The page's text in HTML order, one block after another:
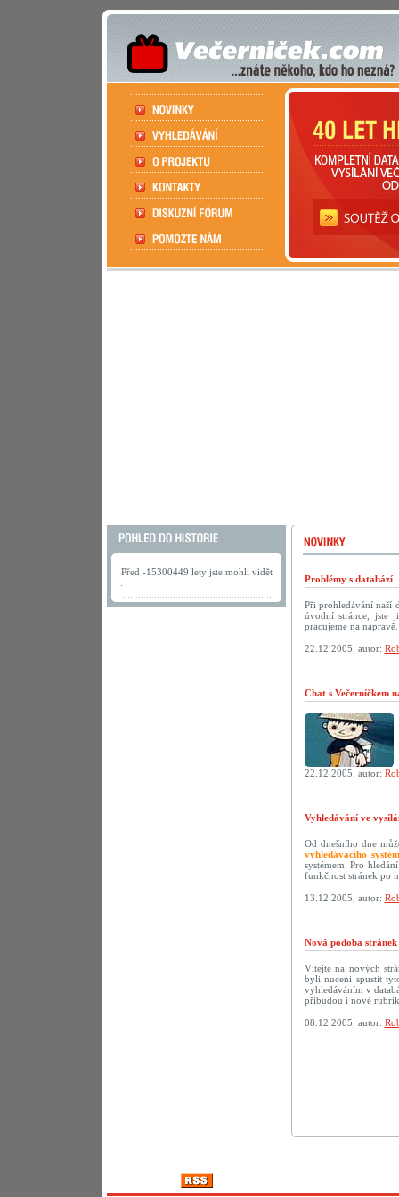
Před -15300449 lety jste mohli vidět
Problémy s databází
Při prohledávání naší
úvodní stránce, jste
pracujeme na
22.12.2005, autor:
Chat s Večerníčkem
22.12.2005, autor:
Vyhledávání ve
Od dnešního dne
vyhledávácího
systémem. Pro
funkčnost stránek po
13.12.2005, autor:
Nová podoba
Vítejte na nových
byli nuceni spustit
vyhledáváním v
přibudou i nové
08.12.2005, autor: